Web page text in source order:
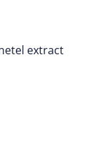
extract